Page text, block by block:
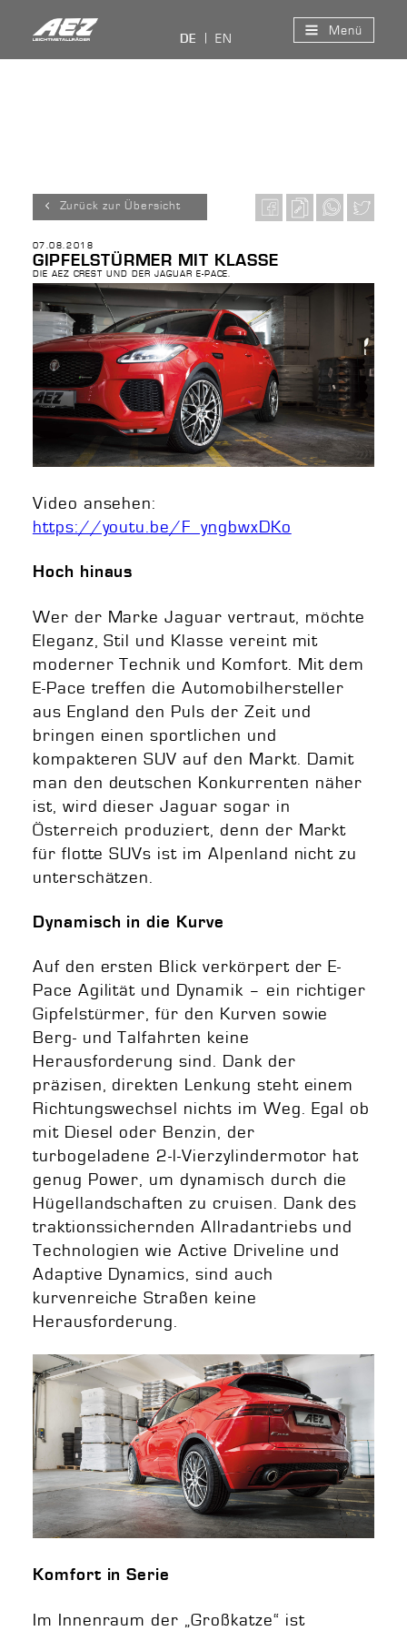
DE EN
Menü
Zurück zur Übersicht
07.08.2018
GIPFELSTÜRMER MIT KLASSE
DIE AEZ CREST UND DER JAGUAR E-PACE.
Video ansehen:
https://youtu.be/F_yngbwxDKo
Hoch hinaus
Wer der Marke Jaguar vertraut, möchte
Eleganz, Stil und Klasse vereint mit
moderner Technik und Komfort. Mit dem
E-Pace treffen die Automobilhersteller
aus England den Puls der Zeit und
bringen einen sportlichen und
kompakteren SUV auf den Markt. Damit
man den deutschen Konkurrenten näher
ist, wird dieser Jaguar sogar in
Österreich produziert, denn der Markt
für flotte SUVs ist im Alpenland nicht zu
unterschätzen.
Dynamisch in die Kurve
Auf den ersten Blick verkörpert der E-
Pace Agilität und Dynamik – ein richtiger
Gipfelstürmer, für den Kurven sowie
Berg- und Talfahrten keine
Herausforderung sind. Dank der
präzisen, direkten Lenkung steht einem
Richtungswechsel nichts im Weg. Egal ob
mit Diesel oder Benzin, der
turbogeladene 2-l-Vierzylindermotor hat
genug Power, um dynamisch durch die
Hügellandschaften zu cruisen. Dank des
traktionssichernden Allradantriebs und
Technologien wie Active Driveline und
Adaptive Dynamics, sind auch
kurvenreiche Straßen keine
Herausforderung.
Komfort in Serie
Im Innenraum der „Großkatze“ ist